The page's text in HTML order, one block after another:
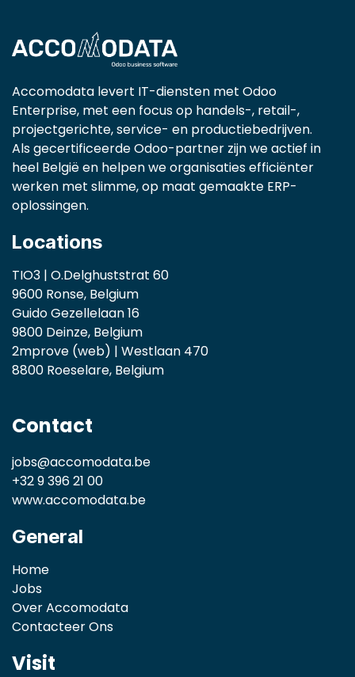
Accomodata levert IT-diensten met Odoo
Enterprise, met een focus op handels-, retail-,
projectgerichte, service- en productiebedrijven.
Als gecertificeerde Odoo-partner zijn we actief in
heel België en helpen we organisaties efficiënter
werken met slimme, op maat gemaakte ERP-
oplossingen.
Locations
TIO3 | O.Delghuststrat 60
9600 Ronse, Belgium
Guido Gezellelaan 16
9800 Deinze, Belgium
2mprove (web) | Westlaan 470
8800 Roeselare, Belgium
Contact
jobs@accomodata.be
+32 9 396 21 00
www.accomodata.be
General
Home
Jobs
Over Accomodata
Contacteer Ons
Visit